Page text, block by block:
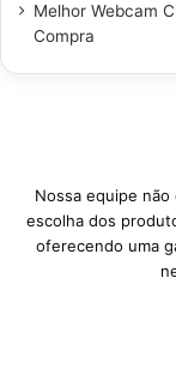
Melhor Webcam
Compra
Nossa equipe
escolha dos
oferecendo uma